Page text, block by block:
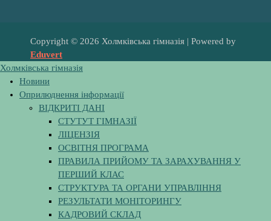
Copyright © 2026 Холмківська гімназія | Powered by
Eduvert
Холмківська гімназія
Новини
Оприлюднення інформації
ВІДКРИТІ ДАНІ
СТУТУТ ГІМНАЗІЇ
ЛІЦЕНЗІЯ
ОСВІТНЯ ПРОГРАМА
ПРАВИЛА ПРИЙОМУ ТА ЗАРАХУВАННЯ У
ПЕРШИЙ КЛАС
СТРУКТУРА ТА ОРГАНИ УПРАВЛІННЯ
РЕЗУЛЬТАТИ МОНІТОРИНГУ
КАДРОВИЙ СКЛАД